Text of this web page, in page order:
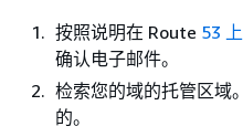
按照说明在 Route 53
确认电子邮件。
检索您的域的托管区域
的。